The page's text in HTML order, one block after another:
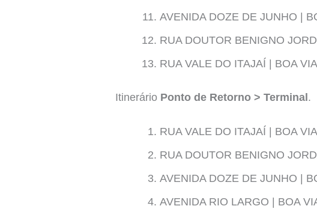
AVENIDA DOZE DE JUNHO |
RUA DOUTOR BENIGNO
RUA VALE DO ITAJAÍ | BOA
Itinerário Ponto de Retorno > Terminal.
RUA VALE DO ITAJAÍ | BOA
RUA DOUTOR BENIGNO
AVENIDA DOZE DE JUNHO |
AVENIDA RIO LARGO | BOA